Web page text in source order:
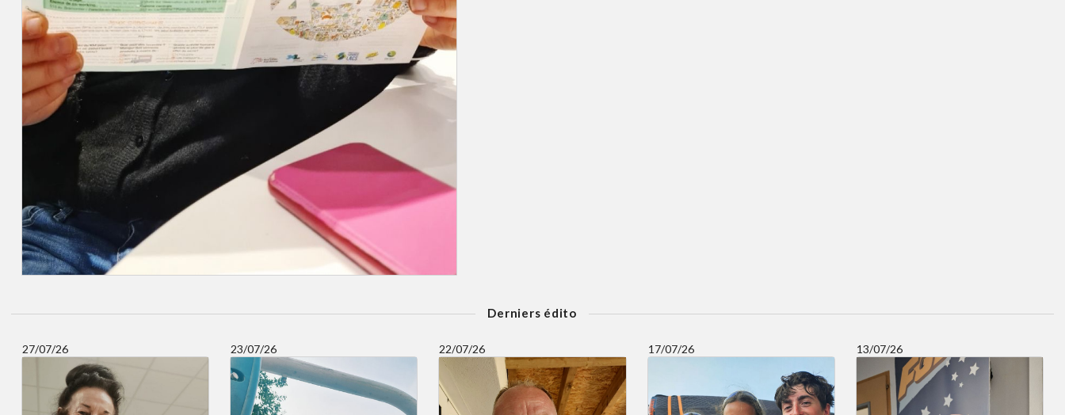
Derniers édito
27/07/26 23/07/26 22/07/26 17/07/26 13/07/26